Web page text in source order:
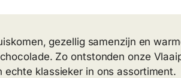
gezellig samenzijn en
Zo ontstonden onze
klassieker in ons assortiment.